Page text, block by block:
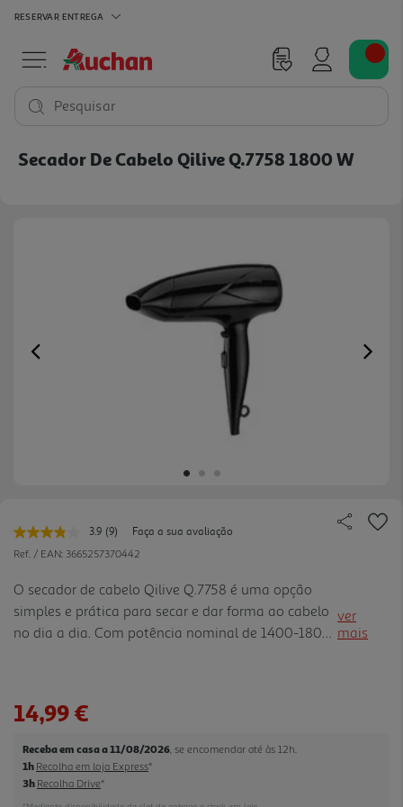
RESERVAR ENTREGA
Pesquisar
Secador De Cabelo Qilive Q.7758 1800 W
Previous
3.9 Leu
9
Link
para
a
mesma
página.
(9)
Faça a sua avaliação
Ref. / EAN: 3665257370442
O secador de cabelo Qilive Q.7758 é uma opção
simples e prática para secar e dar forma ao cabelo
no dia a dia. Com potência nominal de 1400-1800
cabelo mais espesso ou secagem mais rápida. O
bocal concentrador ajuda a direcionar o fluxo de ar
com maior precisão, enquanto o botão de ar frio
permite finalizar o penteado e ajudar a fixar a
ver
mais
14,99 €
Receba em casa a 11/08/2026, se encomendar até às 12h.
1h Recolha em loja Express*
3h Recolha Drive*